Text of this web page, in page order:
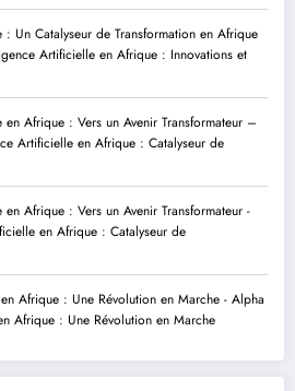
Un Catalyseur de Transformation en Afrique
Artificielle en Afrique : Innovations et
en Afrique : Vers un Avenir Transformateur –
Artificielle en Afrique : Catalyseur de
Afrique : Vers un Avenir Transformateur -
en Afrique : Catalyseur de
Afrique : Une Révolution en Marche - Alpha
Afrique : Une Révolution en Marche